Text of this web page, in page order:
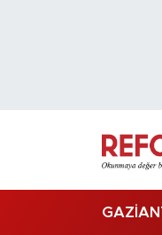
Trafik Durumu
Süper Lig